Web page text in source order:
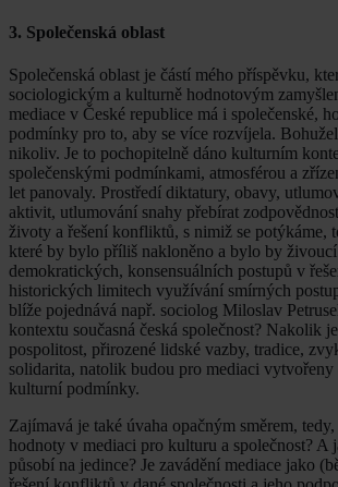
3. Společenská oblast
Společenská oblast je částí mého příspěvku,
sociologickým a kulturně hodnotovým
mediace v České republice má i společenské,
podmínky pro to, aby se více rozvíjela.
nikoliv. Je to pochopitelně dáno kulturním
společenskými podmínkami, atmosférou a
let panovaly. Prostředí diktatury, obavy,
aktivit, utlumování snahy přebírat
životy a řešení konfliktů, s nimiž se potýkáme,
které by bylo příliš nakloněno a bylo by
demokratických, konsensuálních postupů v
historických limitech využívání smírných
blíže pojednává např. sociolog Miloslav
kontextu současná česká společnost? Nakolik
pospolitost, přirozené lidské vazby, tradice,
solidarita, natolik budou pro mediaci vytvořeny
kulturní podmínky.
Zajímavá je také úvaha opačným směrem,
hodnoty v mediaci pro kulturu a společnost? A
působí na jedince? Je zavádění mediace jako